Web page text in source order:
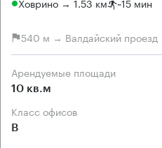
540 м → Валдайский проезд
Арендуемые площади
10 кв.м
Класс офисов
B